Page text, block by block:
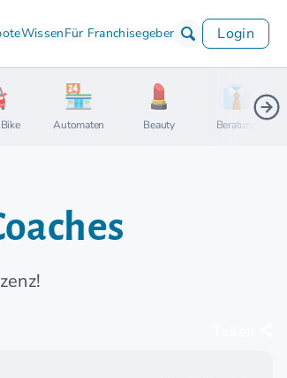
WissenFür Franchisegeber Login
Automaten Beauty Beratung